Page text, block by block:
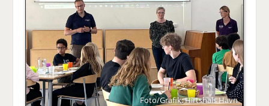
Foto/Grafik: Hirtshals Havn